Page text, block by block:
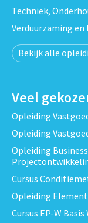
Techniek,
Verduurzaming
Bekijk alle
Veel
Opleiding
Opleiding
Opleiding
Cursus
Opleiding
Cursus EP-W